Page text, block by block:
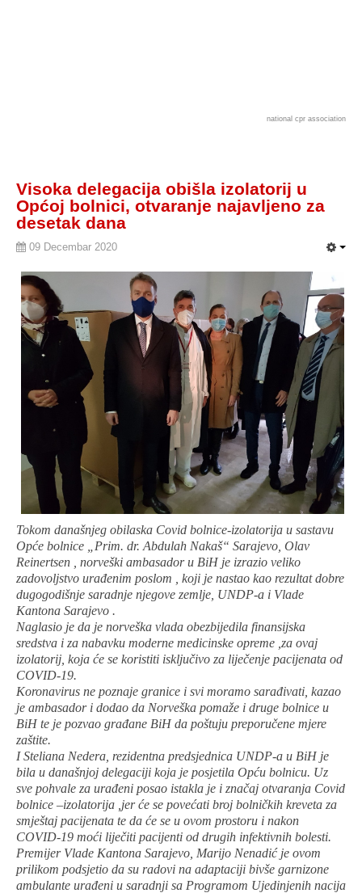
national cpr association
Visoka delegacija obišla izolatorij u
Općoj bolnici, otvaranje najavljeno za
desetak dana
09 Decembar 2020
Tokom današnjeg obilaska Covid bolnice-izolatorija u sastavu
Opće bolnice „Prim. dr. Abdulah Nakaš“ Sarajevo, Olav
Reinertsen , norveški ambasador u BiH je izrazio veliko
zadovoljstvo urađenim poslom , koji je nastao kao rezultat dobre
dugogodišnje saradnje njegove zemlje, UNDP-a i Vlade
Kantona Sarajevo .
Naglasio je da je norveška vlada obezbijedila finansijska
sredstva i za nabavku moderne medicinske opreme ,za ovaj
izolatorij, koja će se koristiti isključivo za liječenje pacijenata od
COVID-19.
Koronavirus ne poznaje granice i svi moramo sarađivati, kazao
je ambasador i dodao da Norveška pomaže i druge bolnice u
BiH te je pozvao građane BiH da poštuju preporučene mjere
zaštite.
I Steliana Nedera, rezidentna predsjednica UNDP-a u BiH je
bila u današnjoj delegaciji koja je posjetila Opću bolnicu. Uz
sve pohvale za urađeni posao istakla je i značaj otvaranja Covid
bolnice –izolatorija ,jer će se povećati broj bolničkih kreveta za
smještaj pacijenata te da će se u ovom prostoru i nakon
COVID-19 moći liječiti pacijenti od drugih infektivnih bolesti.
Premijer Vlade Kantona Sarajevo, Marijo Nenadić je ovom
prilikom podsjetio da su radovi na adaptaciji bivše garnizone
ambulante urađeni u saradnji sa Programom Ujedinjenih nacija